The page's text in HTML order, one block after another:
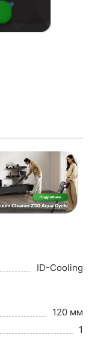
ID-Cooling
120 мм
1